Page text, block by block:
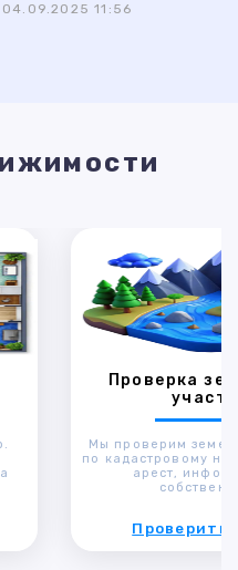
04.09.2025 11:56
Проверка
Мы проверим
по кадастровому
арест,
Проверить